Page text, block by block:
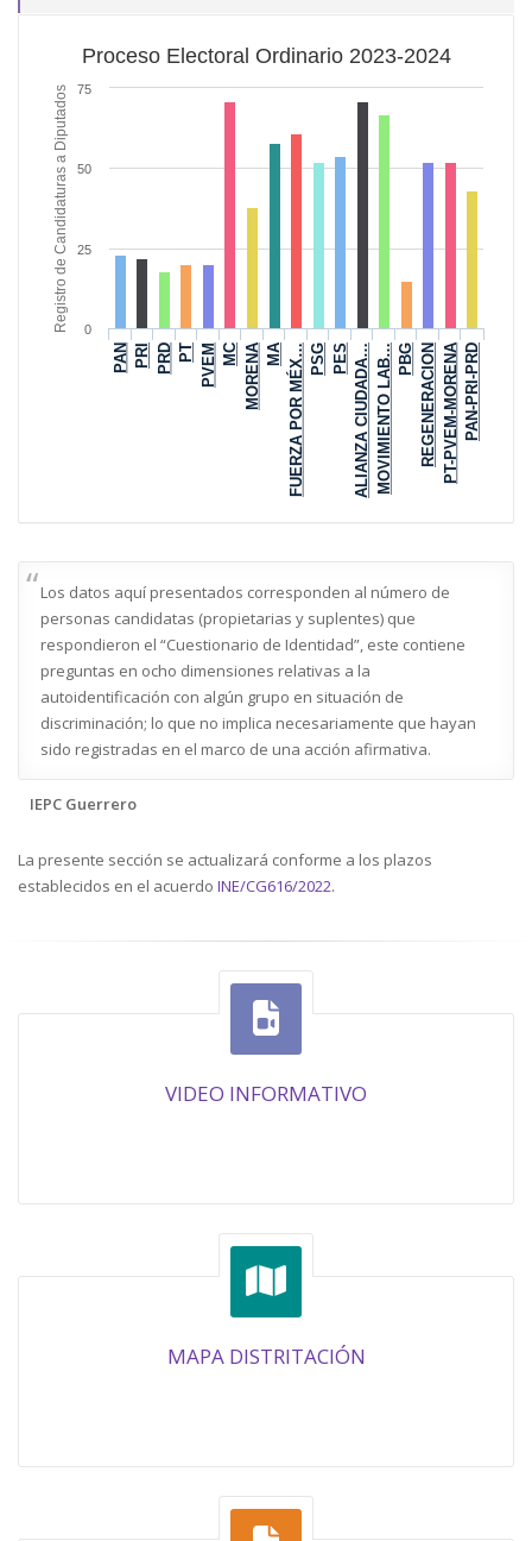
Registro de Candidaturas a Diputados
Proceso Electoral Ordinario 2023-2024
PAN PRI PRD PT PVEM MC MORENA MA FUERZA POR MÉX… PSG PES ALIANZA CIUDADA…MOVIMIENTO LAB… PBG REGENERACIONPT-PVEM-MORENAPAN-PRI-PRD
0
25
50
75
11
79
109
76
185
545
580
77
64
91
70
34
72
86 86
61
59
109
75
Los datos aquí presentados corresponden al número de
personas candidatas (propietarias y suplentes) que
respondieron el “Cuestionario de Identidad”, este contiene
preguntas en ocho dimensiones relativas a la
autoidentificación con algún grupo en situación de
discriminación; lo que no implica necesariamente que hayan
sido registradas en el marco de una acción afirmativa.
IEPC Guerrero
La presente sección se actualizará conforme a los plazos
establecidos en el acuerdo INE/CG616/2022.
VIDEO INFORMATIVO
MAPA DISTRITACIÓN